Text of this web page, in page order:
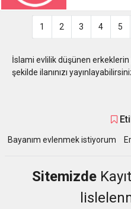
1 2 3 4 5
İslami evlilik düşünen
şekilde ilanınızı
Bayanım evlenmek istiyorum
Sitemizde